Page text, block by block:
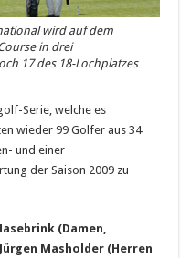
wird auf dem
in drei
17 des 18-Lochplatzes
Serie, welche es
wieder 99 Golfer aus 34
und einer
der Saison 2009 zu
(Damen,
Masholder (Herren